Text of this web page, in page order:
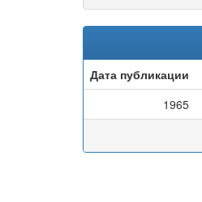
Дата публикации
1965